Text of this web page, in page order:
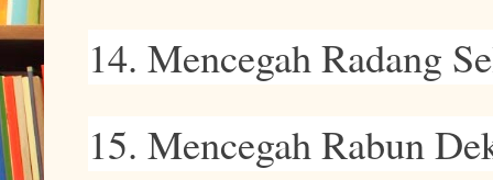
14. Mencegah Radang
15. Mencegah Rabun